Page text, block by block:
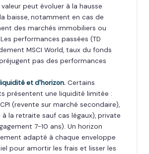
peut évoluer à la hausse
baisse, notamment en cas de
des marchés immobiliers ou
performances passées (TD
MSCI World, taux du fonds
pas des performances
et d'horizon. Certains
présentent une liquidité limitée :
(revente sur marché secondaire),
à la retraite sauf cas légaux), private
7-10 ans). Un horizon
adapté à chaque enveloppe
pour amortir les frais et lisser les